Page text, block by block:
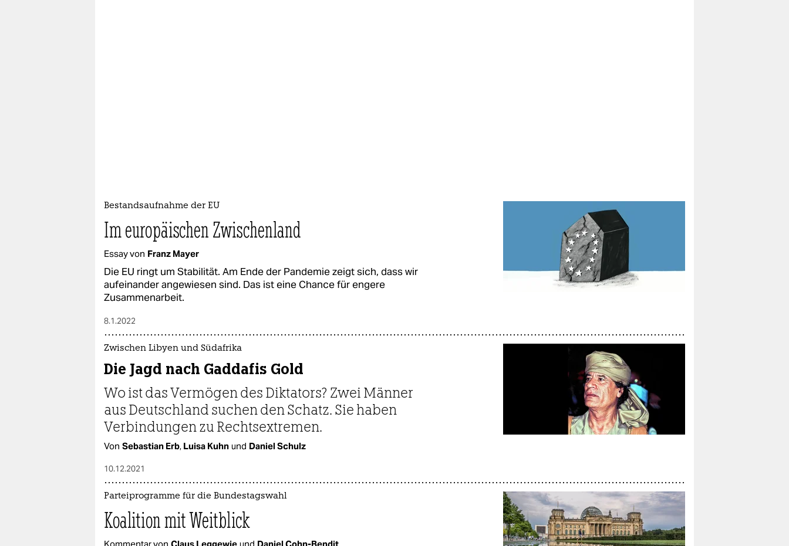
Bestandsaufnahme der EU
Im europäischen Zwischenland
Essay von Franz Mayer
Die EU ringt um Stabilität. Am Ende der Pandemie zeigt sich, dass wir
aufeinander angewiesen sind. Das ist eine Chance für engere
Zusammenarbeit.
8.1.2022
Zwischen Libyen und Südafrika
Die Jagd nach Gaddafis Gold
Wo ist das Vermögen des Diktators? Zwei Männer
aus Deutschland suchen den Schatz. Sie haben
Verbindungen zu Rechtsextremen.
Von Sebastian Erb, Luisa Kuhn und Daniel Schulz
10.12.2021
Parteiprogramme für die Bundestagswahl
Koalition mit Weitblick